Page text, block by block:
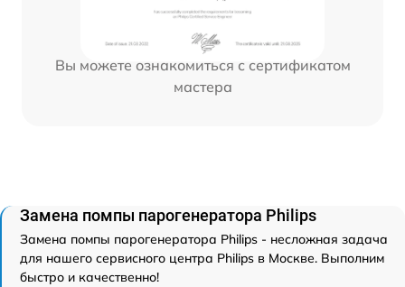
Вы можете ознакомиться с сертификатом
мастера
Замена помпы парогенератора Philips
Замена помпы парогенератора Philips - несложная задача
для нашего сервисного центра Philips в Москве. Выполним
быстро и качественно!